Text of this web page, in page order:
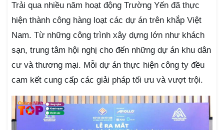
Trải qua nhiều năm hoạt động Trường Yến đã thực
hiện thành công hàng loạt các dự án trên khắp Việt
Nam. Từ những công trình xây dựng lớn như khách
sạn, trung tâm hội nghị cho đến những dự án khu dân
cư và thương mại. Mỗi dự án thực hiện công ty đều
cam kết cung cấp các giải pháp tối ưu và vượt trội.